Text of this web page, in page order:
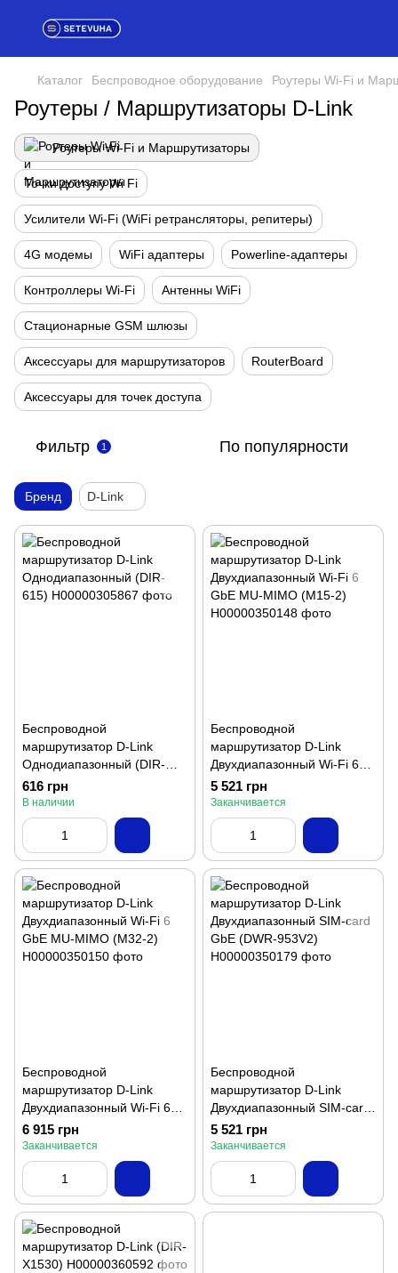
Каталог Беспроводное оборудование Роутеры Wi-Fi и
Роутеры / Маршрутизаторы D-Link
Роутеры Wi-Fi и Маршрутизаторы
Точки доступу Wi Fi
Усилители Wi-Fi (WiFi ретрансляторы, репитеры)
4G модемы WiFi адаптеры Powerline-адаптеры
Контроллеры Wi-Fi Антенны WiFi
Стационарные GSM шлюзы
Аксессуары для маршрутизаторов RouterBoard
Аксессуары для точек доступа
Фильтр 1 По популярности
Бренд D-Link
Беспроводной
маршрутизатор D-Link
Однодиапазонный (DIR-
615)
616 грн
В наличии
Беспроводной
маршрутизатор D-Link
Двухдиапазонный Wi-Fi 6
GbE MU-MIMO (M15-2)
5 521 грн
Заканчивается
Беспроводной
маршрутизатор D-Link
Двухдиапазонный Wi-Fi 6
GbE MU-MIMO (M32-2)
6 915 грн
Заканчивается
Беспроводной
маршрутизатор D-Link
Двухдиапазонный SIM-card
GbE (DWR-953V2)
5 521 грн
Заканчивается